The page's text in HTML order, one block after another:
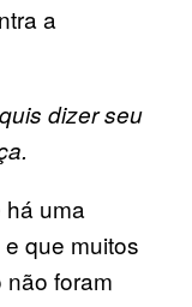
a
dizer seu
uma
que muitos
foram